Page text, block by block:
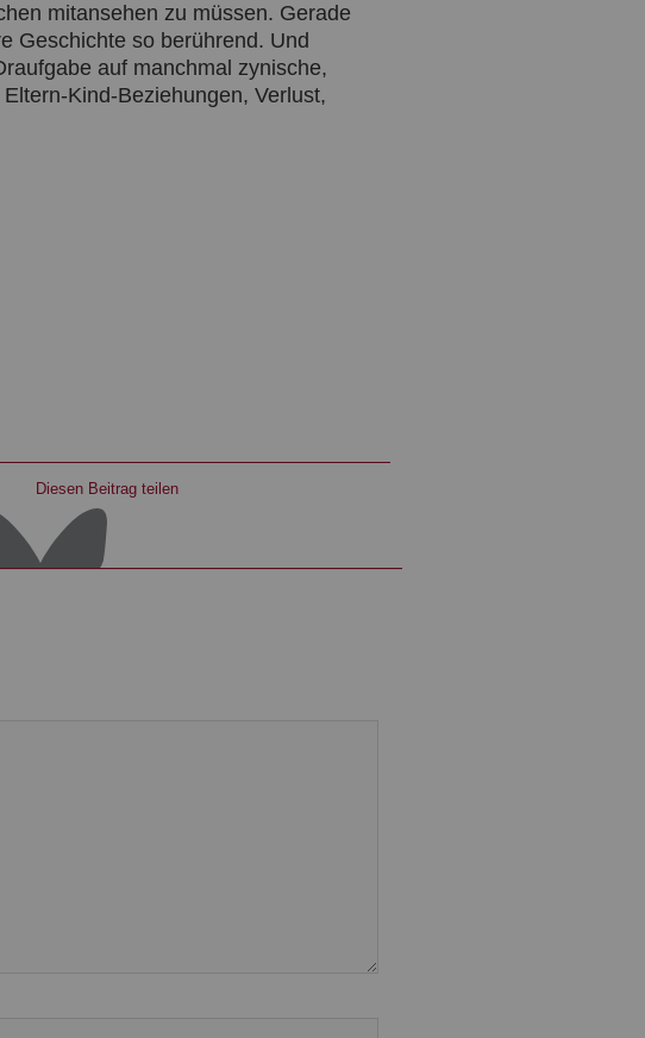
mitansehen zu müssen. Gerade
Geschichte so berührend. Und
auf manchmal zynische,
Kind-Beziehungen, Verlust,
Diesen Beitrag teilen